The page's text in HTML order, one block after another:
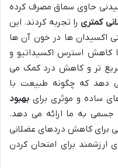
حاوی سماق مصرف کرده
کمتریرا تجربه کردند. این
اکسیدان ها در خون آن ها
کاهش استرس اکسیداتیو و
تر و کاهش درد کمک می
دهد که چگونه طبیعت با
ساده و موثری برای بهبود
به ما ارائه می دهد.
برای کاهش دردهای عضلانی
ارزشمند برای امتحان کردن